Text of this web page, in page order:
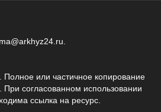
или частичное копирование
согласованном использовании
ссылка на ресурс.